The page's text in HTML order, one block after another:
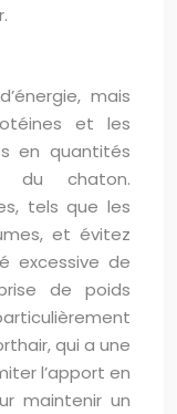
mais
et les
en quantités
du chaton.
tels que les
et évitez
excessive de
de poids
qui a une
l’apport en
maintenir un